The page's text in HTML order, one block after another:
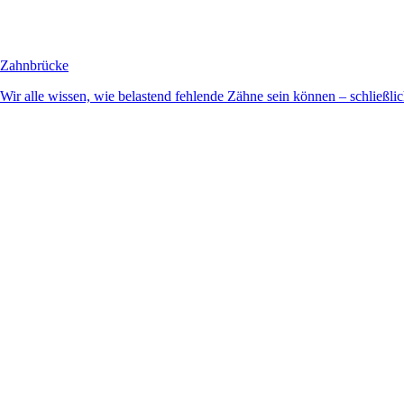
Zahnbrücke
Wir alle wissen, wie belastend fehlende Zähne sein können –